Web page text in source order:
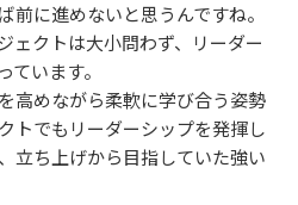
前に進めないと思うんですね。
ェクトは大小問わず、リーダー
います。
高めながら柔軟に学び合う姿勢
トでもリーダーシップを発揮し
立ち上げから目指していた強い